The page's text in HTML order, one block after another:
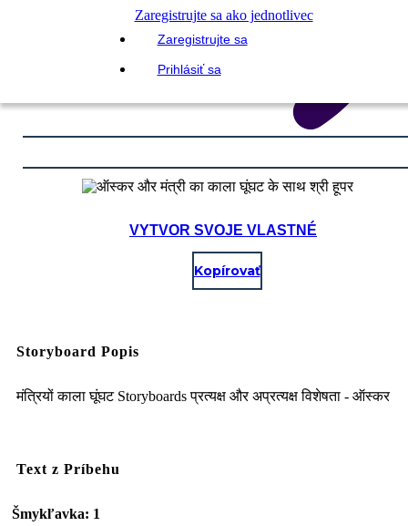
Zaregistrujte sa ako jednotlivec
Zaregistrujte sa
Prihlásiť sa
VYTVOR SVOJE VLASTNÉ
Kopírovať
Storyboard Popis
मंत्रियों काला घूंघट Storyboards प्रत्यक्ष और अप्रत्यक्ष विशेषता - ऑस्कर
Text z Príbehu
Šmykľavka: 1